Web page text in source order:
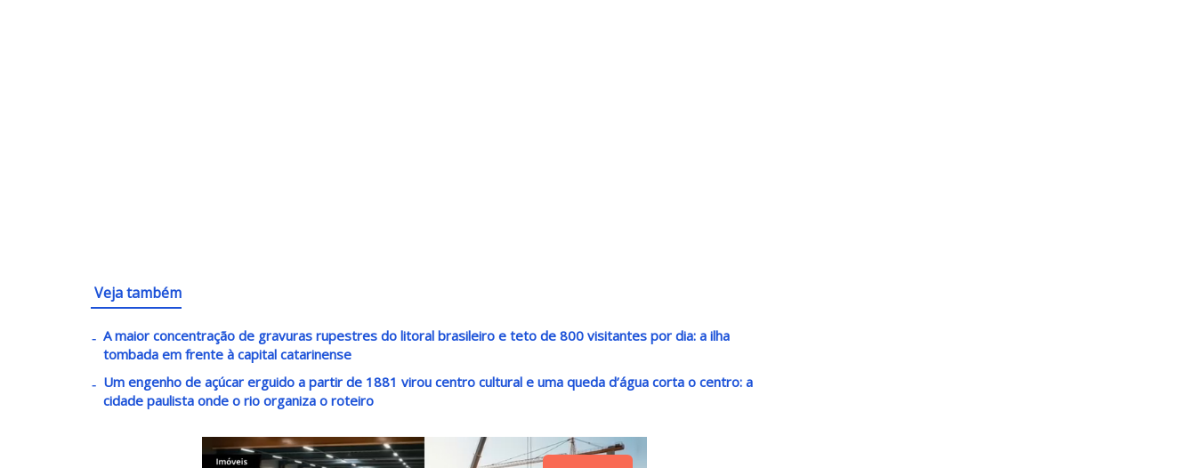
Veja também
A maior concentração de gravuras rupestres do litoral brasileiro e teto de 800 visitantes por dia: a ilha
tombada em frente à capital catarinense
Um engenho de açúcar erguido a partir de 1881 virou centro cultural e uma queda d’água corta o centro: a
cidade paulista onde o rio organiza o roteiro